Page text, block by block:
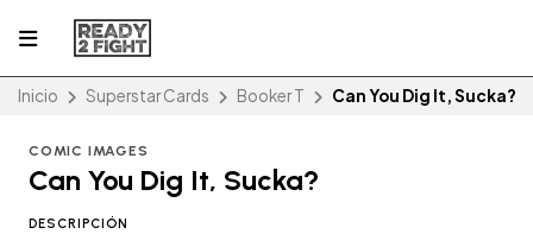
Inicio Superstar Cards Booker T Can You Dig It, Sucka?
COMIC IMAGES
Can You Dig It, Sucka?
DESCRIPCIÓN